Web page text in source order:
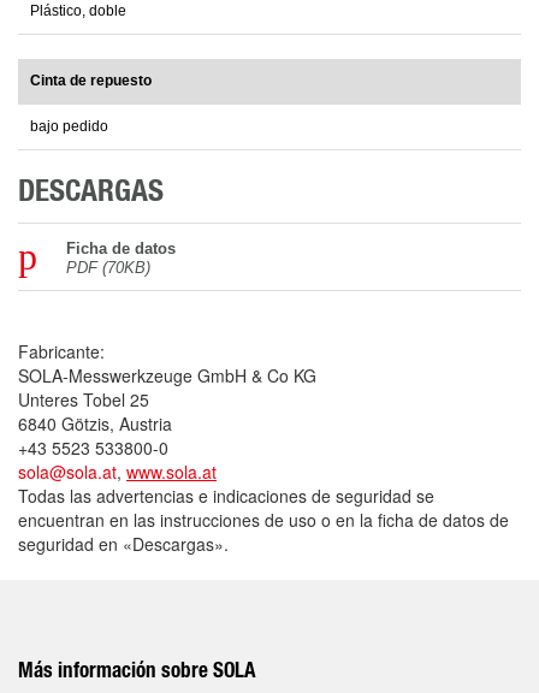
Plástico, doble
Cinta de repuesto
bajo pedido
DESCARGAS
Ficha de datos
PDF (70KB)
Fabricante:
SOLA-Messwerkzeuge GmbH & Co KG
Unteres Tobel 25
6840 Götzis, Austria
+43 5523 533800-0
sola@sola.at, www.sola.at
Todas las advertencias e indicaciones de seguridad se
encuentran en las instrucciones de uso o en la ficha de datos de
seguridad en «Descargas».
Más información sobre SOLA